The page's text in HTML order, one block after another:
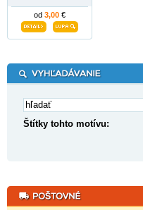
od 3,00 €
Štítky tohto motívu: